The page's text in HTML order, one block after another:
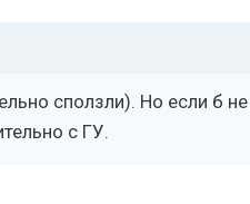
сползли). Но если б не
с ГУ.